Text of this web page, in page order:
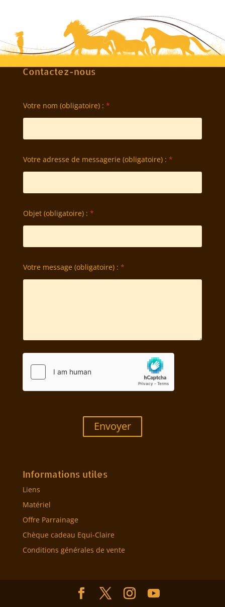
Contactez-nous
Votre nom (obligatoire) : *
Votre adresse de messagerie (obligatoire) : *
Objet (obligatoire) : *
Votre message (obligatoire) : *
Envoyer
Informations utiles
Liens
Matériel
Offre Parrainage
Chèque cadeau Equi-Claire
Conditions générales de vente